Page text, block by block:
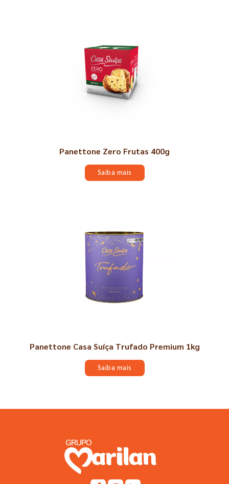
Panettone Zero Frutas 400g
Saiba mais
Panettone Casa Suíça Trufado Premium 1kg
Saiba mais